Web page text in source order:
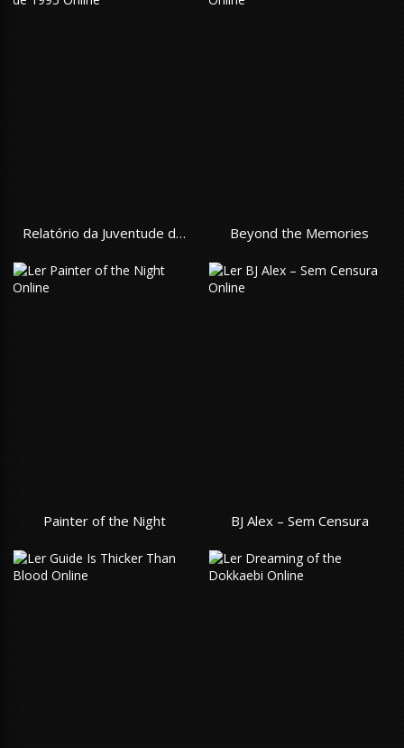
Relatório da Juventude de 1995 Beyond the Memories
Painter of the Night BJ Alex – Sem Censura